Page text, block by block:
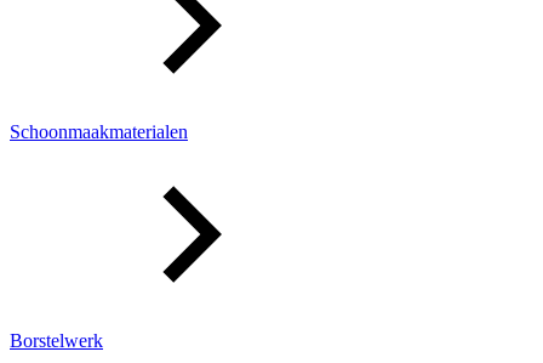
Schoonmaakmaterialen
Borstelwerk